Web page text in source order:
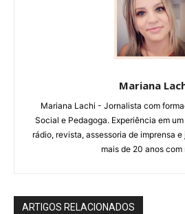
Mariana
Mariana Lachi - Jornalista com
Social e Pedagoga. Experiência em
rádio, revista, assessoria de imprensa
mais de 20 anos com
ARTIGOS RELACIONADOS